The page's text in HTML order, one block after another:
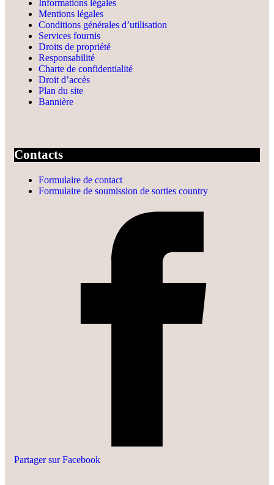
Informations légales
Mentions légales
Conditions générales d’utilisation
Services fournis
Droits de propriété
Responsabilité
Charte de confidentialité
Droit d’accès
Plan du site
Bannière
Contacts
Formulaire de contact
Formulaire de soumission de sorties country
Partager sur Facebook